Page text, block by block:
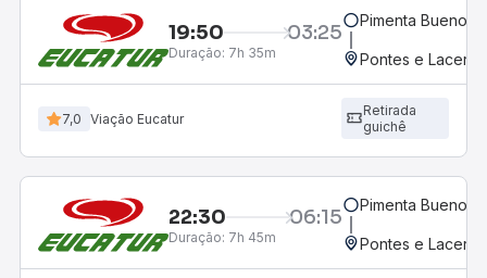
19:50 03:25
Duração: 7h 35m
Pimenta Bueno,
Pontes e
7,0 Viação Eucatur
Retirada
guichê
22:30 06:15
Duração: 7h 45m
Pimenta Bueno,
Pontes e